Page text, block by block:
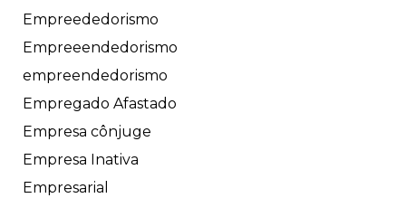
Empreededorismo
Empreeendedorismo
empreendedorismo
Empregado Afastado
Empresa cônjuge
Empresa Inativa
Empresarial